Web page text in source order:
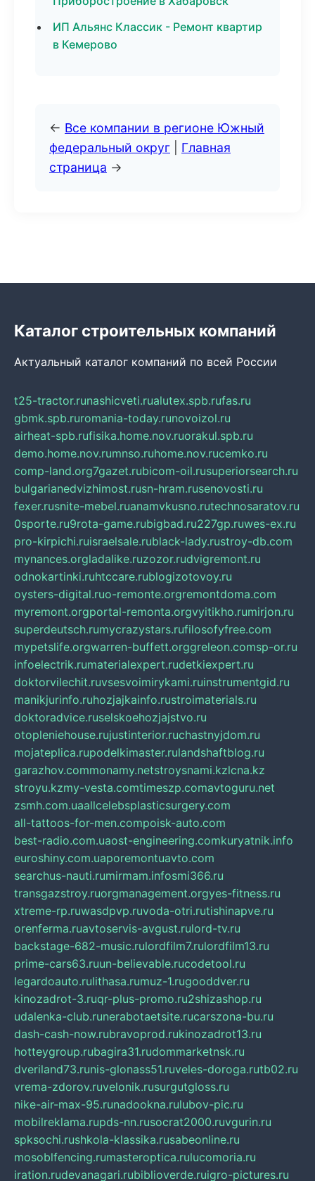
ИП Альянс Классик - Ремонт квартир
в Кемерово
← Все компании в регионе Южный
федеральный округ
Главная
страница →
Каталог строительных компаний
Актуальный каталог компаний по всей России
t25-tractor.runashicveti.rualutex.spb.rufas.ru
gbmk.spb.ruromania-today.runovoizol.ru
airheat-spb.rufisika.home.nov.ruorakul.spb.ru
demo.home.nov.rumnso.ruhome.nov.rucemko.ru
comp-land.org7gazet.rubicom-oil.rusuperiorsearch.ru
bulgarianedvizhimost.rusn-hram.rusenovosti.ru
fexer.rusnite-mebel.ruanamvkusno.rutechnosaratov.ru
0sporte.ru9rota-game.rubigbad.ru227gp.ruwes-ex.ru
pro-kirpichi.ruisraelsale.rublack-lady.rustroy-db.com
mynances.orgladalike.ruzozor.rudvigremont.ru
odnokartinki.ruhtccare.rublogizotovoy.ru
oysters-digital.ruo-remonte.orgremontdoma.com
myremont.orgportal-remonta.orgvyitikho.rumirjon.ru
superdeutsch.rumycrazystars.rufilosofyfree.com
mypetslife.orgwarren-buffett.orggreleon.comsp-or.ru
infoelectrik.rumaterialexpert.rudetkiexpert.ru
doktorvilechit.ruvsesvoimirykami.ruinstrumentgid.ru
manikjurinfo.ruhozjajkainfo.rustroimaterials.ru
doktoradvice.ruselskoehozjajstvo.ru
otopleniehouse.rujustinterior.ruchastnyjdom.ru
mojateplica.rupodelkimaster.rulandshaftblog.ru
garazhov.commonamy.netstroysnami.kzlcna.kz
stroyu.kzmy-vesta.comtimeszp.comavtoguru.net
zsmh.com.uaallcelebsplasticsurgery.com
all-tattoos-for-men.compoisk-auto.com
best-radio.com.uaost-engineering.comkuryatnik.info
euroshiny.com.uaporemontuavto.com
searchus-nauti.rumirmam.infosmi366.ru
transgazstroy.ruorgmanagement.orgyes-fitness.ru
xtreme-rp.ruwasdpvp.ruvoda-otri.rutishinapve.ru
orenferma.ruavtoservis-avgust.rulord-tv.ru
backstage-682-music.rulordfilm7.rulordfilm13.ru
prime-cars63.ruun-believable.rucodetool.ru
legardoauto.rulithasa.rumuz-1.rugooddver.ru
kinozadrot-3.ruqr-plus-promo.ru2shizashop.ru
udalenka-club.runerabotaetsite.rucarszona-bu.ru
dash-cash-now.rubravoprod.rukinozadrot13.ru
hotteygroup.rubagira31.rudommarketnsk.ru
dveriland73.runis-glonass51.ruveles-doroga.rutb02.ru
vrema-zdorov.ruvelonik.rusurgutgloss.ru
nike-air-max-95.runadookna.rulubov-pic.ru
mobilreklama.rupds-nn.rusocrat2000.ruvgurin.ru
spksochi.rushkola-klassika.rusabeonline.ru
mosoblfencing.rumasteroptica.rulucomoria.ru
iration.rudevanagari.rubiblioverde.ruigro-pictures.ru